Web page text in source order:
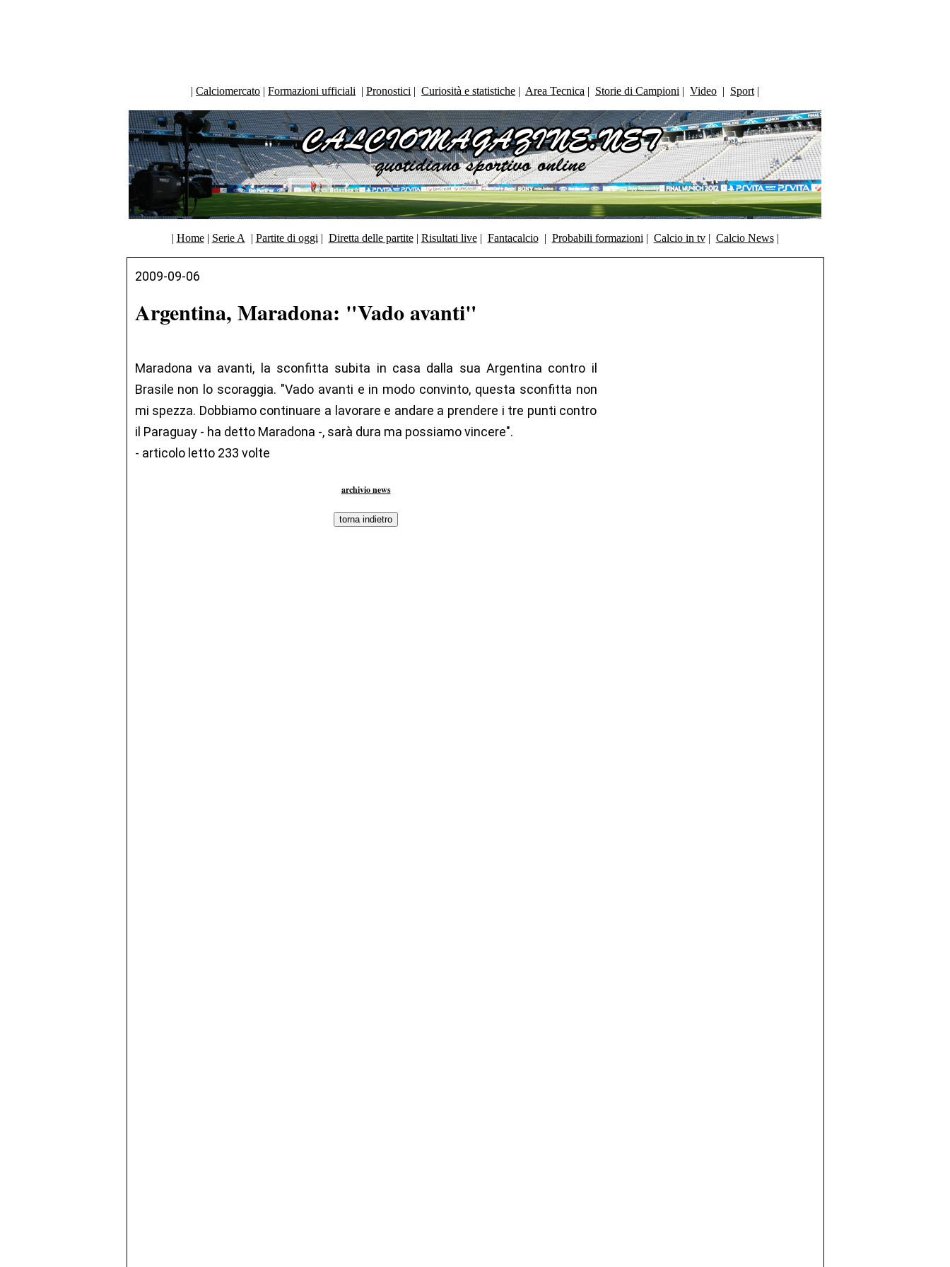
| Calciomercato | Formazioni ufficiali | Pronostici | Curiosità e statistiche | Area Tecnica | Storie di Campioni | Video | Sport |
| Home| Serie A | Partite di oggi | Diretta delle partite| Risultati live| Fantacalcio| Probabili formazioni | Calcio in tv| Calcio News|
2009-09-06
Argentina, Maradona: "Vado avanti"
Maradona va avanti, la sconfitta subita in casa dalla sua Argentina contro il
Brasile non lo scoraggia. "Vado avanti e in modo convinto, questa sconfitta non
mi spezza. Dobbiamo continuare a lavorare e andare a prendere i tre punti contro
il Paraguay - ha detto Maradona -, sarà dura ma possiamo vincere".
- articolo letto 233 volte
archivio news